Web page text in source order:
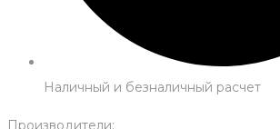
Наличный и безналичный расчет
Производители: